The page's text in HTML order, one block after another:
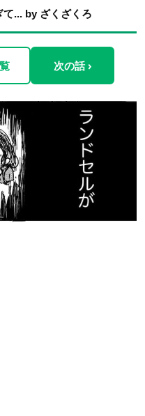
... by ざくざくろ
次の話 ›